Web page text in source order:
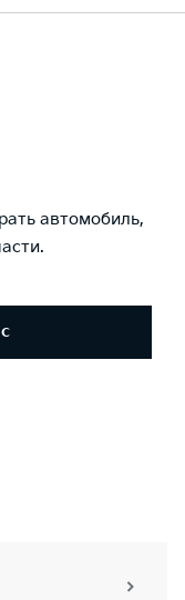
автомобиль,